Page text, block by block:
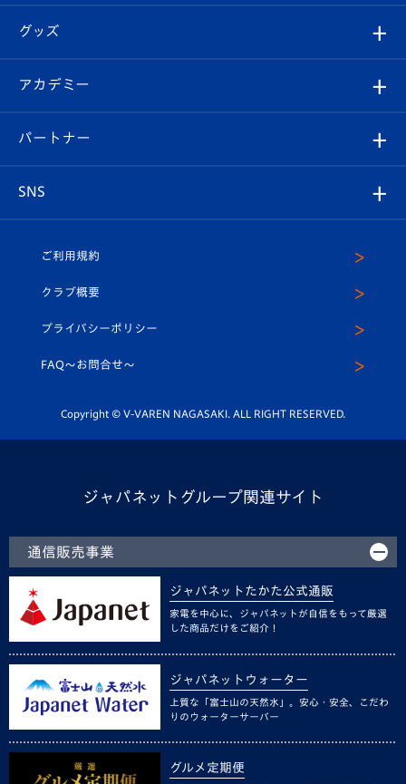
チケット
イベント
メディア
ホームタウン
スタッフプロフィール
マスコット紹介
平和祈念活動
ホームタウン活動
はじめての観戦ガイド
Revive Team
ヴィヴィくんの長崎おもてなしガイド
フォトギャラリー
スタジアムグルメ
チケット
V-LOVERS（ファンクラブ）
プレイヤーズスイート
グッズ
オンラインショップ
店舗情報
アカデミー
育成からのお知らせ
U-18
スクール
パートナー
SNS
ヴィヴィくんインスタグラム
公式LINE＠
ご利用規約
クラブ概要
プライバシーポリシー
FAQ〜お問合せ〜
Copyright © V-VAREN NAGASAKI. ALL RIGHT RESERVED.
ジャパネットグループ関連サイト
通信販売事業
ジャパネットたかた公式通販
家電を中心に、ジャパネットが自信をもって厳選
した商品だけをご紹介！
ジャパネットウォーター
上質な「富士山の天然水」。安心・安全、こだわ
りのウォーターサーバー
グルメ定期便